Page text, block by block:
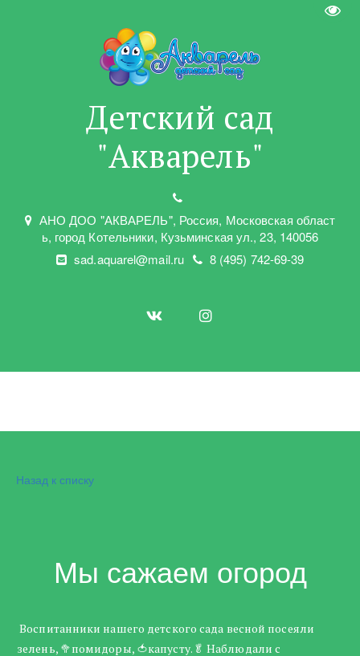
Детский сад
"Акварель"
АНО ДОО "АКВАРЕЛЬ", Россия, Московская област
ь, город Котельники, Кузьминская ул.,23, 140056
sad.aquarel@mail.ru
8 (495) 742-69-39
Назад к списку
Мы сажаем огород
Воспитанники нашего детского сада весной посеяли
зелень, 🥦помидоры, 🍅капусту.🥬 Наблюдали с